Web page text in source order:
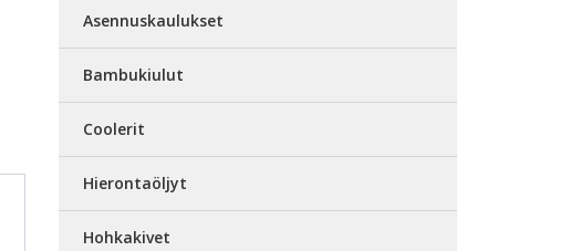
Asennuskaulukset
Bambukiulut
Coolerit
Hierontaöljyt
Hohkakivet